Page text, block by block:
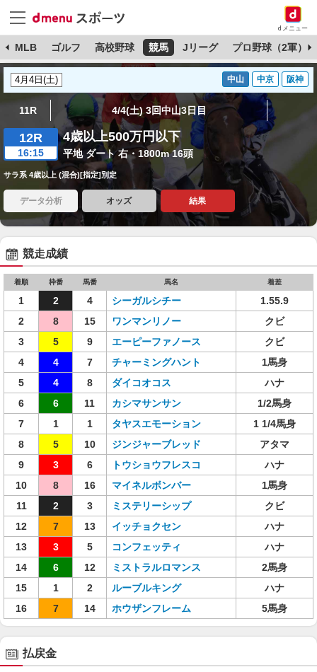
dメニュー
MLB ゴルフ 高校野球 競馬 Jリーグ プロ野球（2軍）
中山 中京 阪神
11R 4/4(土) 3回中山3日目
12R
16:15
4歳以上500万円以下
平地 ダート 右・1800m 16頭
サラ系 4歳以上 (混合)[指定]別定
データ分析 オッズ 結果
競走成績
着順 枠番 馬番 馬名 着差
1 2 4 シーガルシチー
1.55.9
2
8 15 ワンマンリノー
クビ
3
5 9 エーピーファノース
クビ
4
4 7 チャーミングハント
1馬身
5
4 8 ダイコオコス
ハナ
6
6 11 カシマサンサン
1/2馬身
7
1 1 タヤスエモーション
1 1/4馬身
8
5 10 ジンジャーブレッド
アタマ
9
3 6 トウショウフレスコ
ハナ
10
8 16 マイネルボンバー
1馬身
11
2 3 ミステリーシップ
クビ
12
7 13 イッチョクセン
ハナ
13
3 5 コンフェッティ
ハナ
14
6 12 ミストラルロマンス
2馬身
15
1 2 ルーブルキング
ハナ
16
7 14 ホウザンフレーム 5馬身
払戻金